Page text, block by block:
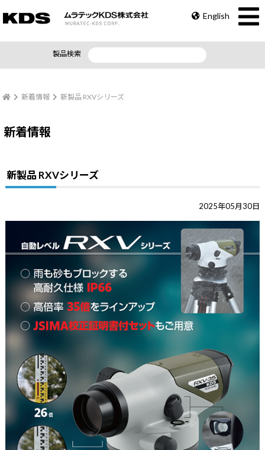
English
製品検索
新着情報 新製品 RXVシリーズ
新着情報
新製品 RXVシリーズ
2025年05月30日